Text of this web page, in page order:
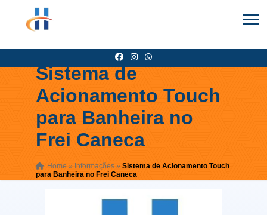
Sistema de
Acionamento Touch
para Banheira no
Frei Caneca
Home » Informações » Sistema de Acionamento Touch
para Banheira no Frei Caneca